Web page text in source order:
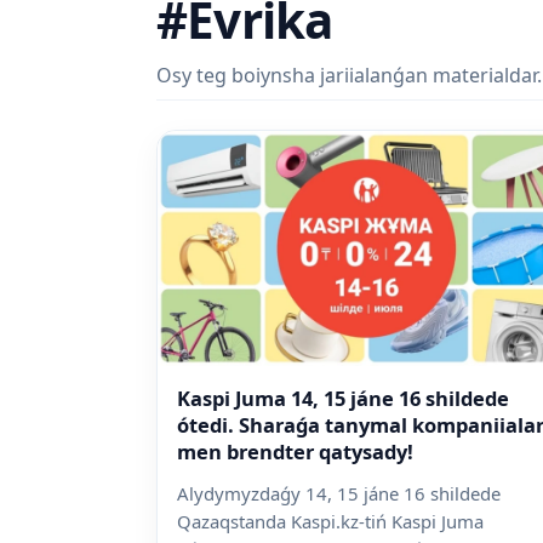
#Evrika
Osy teg boiynsha jariialanǵan materialdar.
Kaspi Juma 14, 15 jáne 16 shildede
ótedi. Sharaǵa tanymal kompaniialar
men brendter qatysady!
Alydymyzdaǵy 14, 15 jáne 16 shildede
Qazaqstanda Kaspi.kz-tiń Kaspi Juma